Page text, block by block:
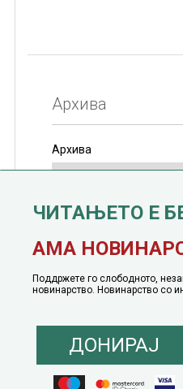
Архива
Архива
јануари, 1991 година
© 2016 - 2026 Сакам Да Кажам.
Понуда за политичко
ЧИТАЊЕТО Е
АМА
Поддржете го слободното,
новинарство. Новинарство со
ДОНИРАЈ